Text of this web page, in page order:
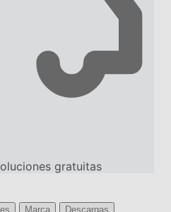
gratuitas
Marca Descargas